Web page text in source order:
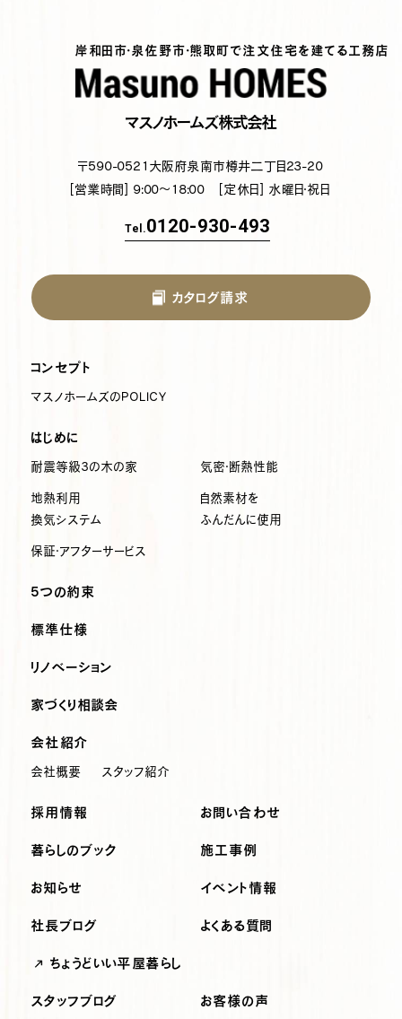
岸和田市・泉佐野市・熊取町で注文住宅を建てる工務店
マスノホームズ株式会社
〒590-0521 大阪府泉南市樽井二丁目23-20
[営業時間] 9:00～18:00 [定休日] 水曜日・祝日
Tel.0120-930-493
カタログ請求
コンセプト
マスノホームズのPOLICY
はじめに
耐震等級3の木の家 気密・断熱性能
地熱利用
換気システム
自然素材を
ふんだんに使用
保証・アフターサービス
5つの約束
標準仕様
リノベーション
家づくり相談会
会社紹介
会社概要 スタッフ紹介
採用情報 お問い合わせ
暮らしのブック 施工事例
お知らせ
社長ブログ
イベント情報
よくある質問
ちょうどいい平屋暮らし
スタッフブログ お客様の声